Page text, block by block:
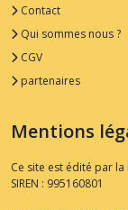
Contact
Qui sommes nous ?
CGV
partenaires
Mentions
Ce site est édité par
SIREN : 995160801